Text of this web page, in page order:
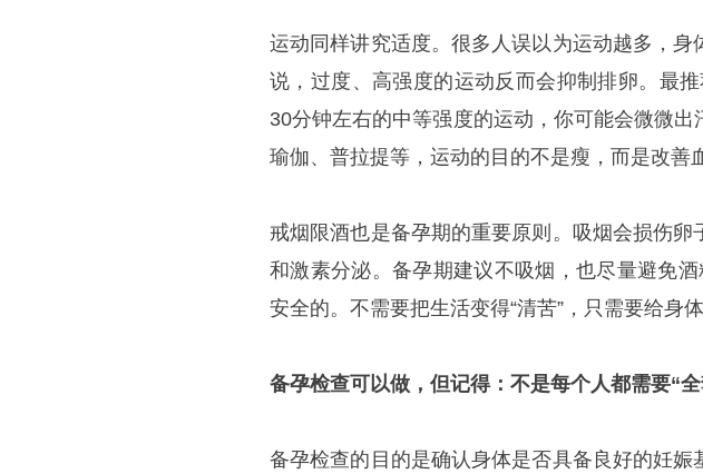
运动同样讲究适度。很多人误以为运动越多，
说，过度、高强度的运动反而会抑制排卵。最
30分钟左右的中等强度的运动，你可能会微微出
瑜伽、普拉提等，运动的目的不是瘦，而是改善
戒烟限酒也是备孕期的重要原则。吸烟会损伤
和激素分泌。备孕期建议不吸烟，也尽量避免
安全的。不需要把生活变得“清苦”，只需要给身
备孕检查可以做，但记得：不是每个人都需要“
备孕检查的目的是确认身体是否具备良好的妊